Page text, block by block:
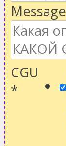
Message
CGU
*